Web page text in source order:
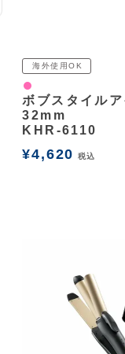
海外使用OK
ピンク
ボブスタイル
32mm
KHR-6110
¥4,620 税込